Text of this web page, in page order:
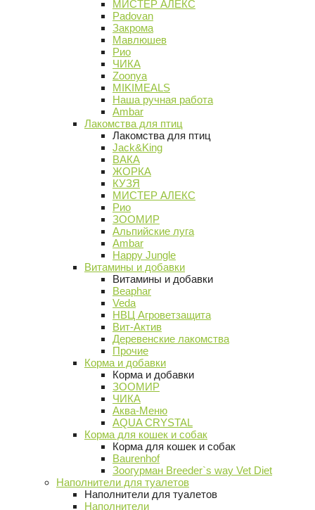
МИСТЕР АЛЕКС
Padovan
Закрома
Мавлюшев
Рио
ЧИКА
Zoonya
MIKIMEALS
Наша ручная работа
Ambar
Лакомства для птиц
Лакомства для птиц
Jack&King
ВАКА
ЖОРКА
КУЗЯ
МИСТЕР АЛЕКС
Рио
ЗООМИР
Альпийские луга
Ambar
Happy Jungle
Витамины и добавки
Витамины и добавки
Beaphar
Veda
НВЦ Агроветзащита
Вит-Актив
Деревенские лакомства
Прочие
Корма и добавки
Корма и добавки
ЗООМИР
ЧИКА
Аква-Меню
AQUA CRYSTAL
Корма для кошек и собак
Корма для кошек и собак
Baurenhof
Зоогурман Breeder`s way Vet Diet
Наполнители для туалетов
Наполнители для туалетов
Наполнители